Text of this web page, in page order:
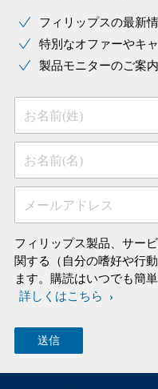
フィリップスの最新
特別なオファーやキ
製品モニターのご案内
お名前(姓)
お名前(名)
メールアドレス
フィリップス製品、サー
関する（自分の嗜好や行
ます。購読はいつでも簡
詳しくはこちら